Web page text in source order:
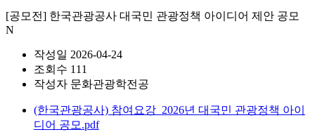
[공모전] 한국관광공사 대국민 관광정책 아이디어 제안 공모
N
작성일 2026-04-24
조회수 111
작성자 문화관광학전공
(한국관광공사) 참여요강_2026년 대국민 관광정책 아이
디어 공모.pdf